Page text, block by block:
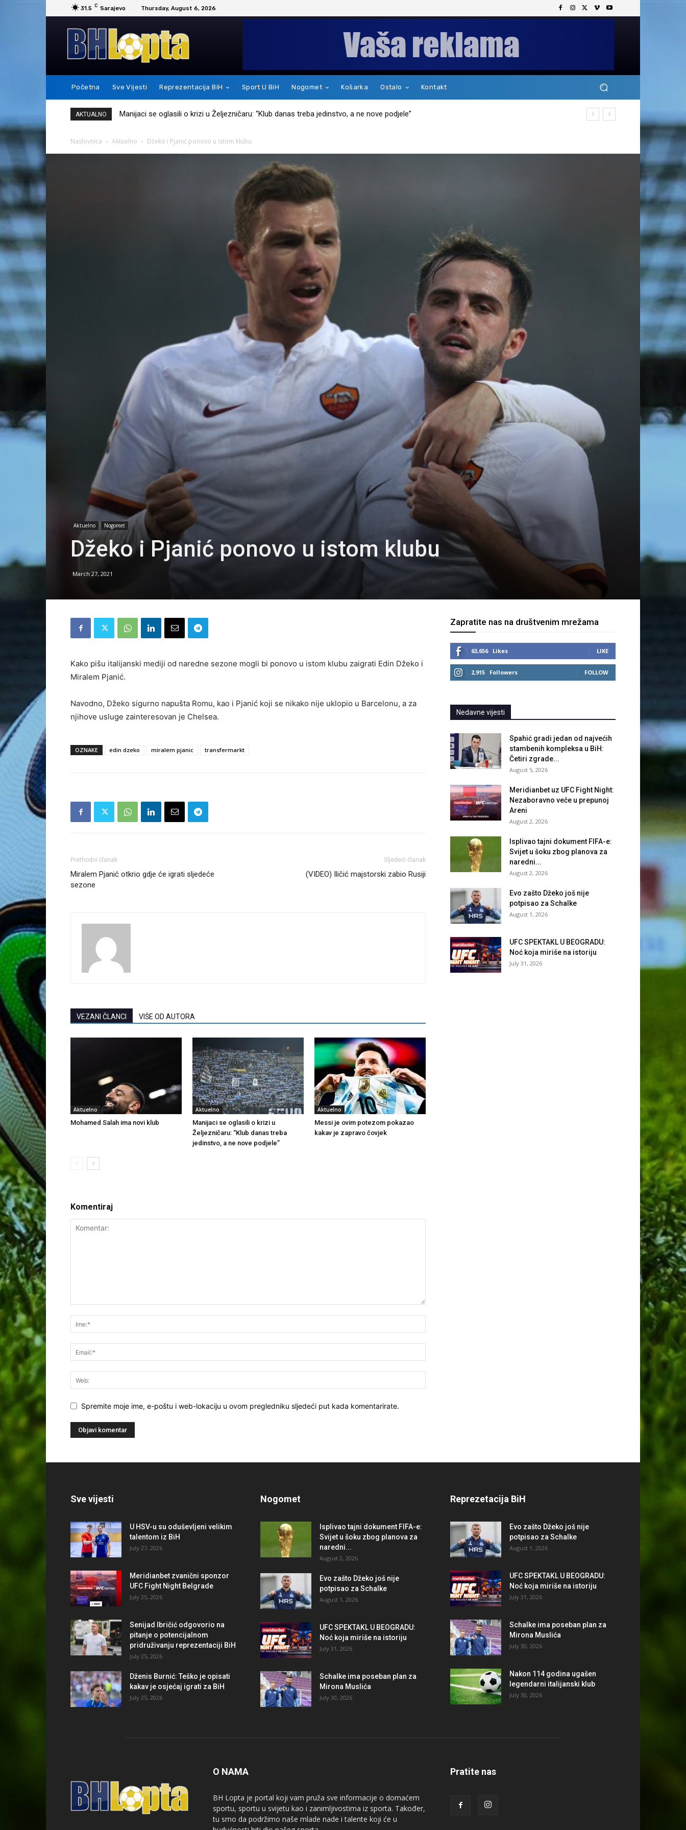
31.5 C Sarajevo Thursday, August 6, 2026
Početna Sve Vijesti Reprezentacija BiH Sport U BiH Nogomet Košarka Ostalo Kontakt
AKTUALNO Messi je ovim potezom pokazao kakav je zapravo čovjek
Naslovnica Aktuelno Džeko i Pjanić ponovo u istom klubu
Aktuelno Nogomet
Džeko i Pjanić ponovo u istom klubu
March 27, 2021
Kako pišu italijanski mediji od naredne sezone mogli bi ponovo u istom klubu zaigrati Edin Džeko i
Miralem Pjanić.
Navodno, Džeko sigurno napušta Romu, kao i Pjanić koji se nikako nije uklopio u Barcelonu, a za
njihove usluge zainteresovan je Chelsea.
OZNAKE edin dzeko miralem pjanic transfermarkt
Prethodni članak
Miralem Pjanić otkrio gdje će igrati sljedeće
sezone
Sljedeći članak
(VIDEO) Iličić majstorski zabio Rusiji
VEZANI ČLANCI VIŠE OD AUTORA
Aktuelno
Mohamed Salah ima novi klub
Aktuelno
Manijaci se oglasili o krizi u
Željezničaru: “Klub danas treba
jedinstvo, a ne nove podjele”
Aktuelno
Messi je ovim potezom pokazao
kakav je zapravo čovjek
Komentiraj
Spremite moje ime, e-poštu i web-lokaciju u ovom pregledniku sljedeći put kada komentarirate.
Zapratite nas na društvenim mrežama
63,656 Likes LIKE
2,915 Followers FOLLOW
Nedavne vijesti
Spahić gradi jedan od najvećih
stambenih kompleksa u BiH:
Četiri zgrade...
August 5, 2026
Meridianbet uz UFC Fight Night:
Nezaboravno veče u prepunoj
Areni
August 2, 2026
Isplivao tajni dokument FIFA-e:
Svijet u šoku zbog planova za
naredni...
August 2, 2026
Evo zašto Džeko još nije
potpisao za Schalke
August 1, 2026
UFC SPEKTAKL U BEOGRADU:
Noć koja miriše na istoriju
July 31, 2026
Sve vijesti
U HSV-u su oduševljeni velikim
talentom iz BiH
July 27, 2026
Meridianbet zvanični sponzor
UFC Fight Night Belgrade
July 25, 2026
Senijad Ibričić odgovorio na
pitanje o potencijalnom
pridruživanju reprezentaciji BiH
July 25, 2026
Dženis Burnić: Teško je opisati
kakav je osjećaj igrati za BiH
July 25, 2026
Nogomet
Isplivao tajni dokument FIFA-e:
Svijet u šoku zbog planova za
naredni...
August 2, 2026
Evo zašto Džeko još nije
potpisao za Schalke
August 1, 2026
UFC SPEKTAKL U BEOGRADU:
Noć koja miriše na istoriju
July 31, 2026
Schalke ima poseban plan za
Mirona Muslića
July 30, 2026
Reprezetacija BiH
Evo zašto Džeko još nije
potpisao za Schalke
August 1, 2026
UFC SPEKTAKL U BEOGRADU:
Noć koja miriše na istoriju
July 31, 2026
Schalke ima poseban plan za
Mirona Muslića
July 30, 2026
Nakon 114 godina ugašen
legendarni italijanski klub
July 30, 2026
O NAMA
BH Lopta je portal koji vam pruža sve informacije o domaćem
sportu, sportu u svijetu kao i zanimljivostima iz sporta. Također,
tu smo da podržimo naše mlade nade i talente koji će u
Pratite nas